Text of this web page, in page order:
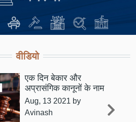
वीडियो
एक दिन बेकार और
अप्रासंगिक कानूनों के नाम
Aug, 13 2021 by
Avinash